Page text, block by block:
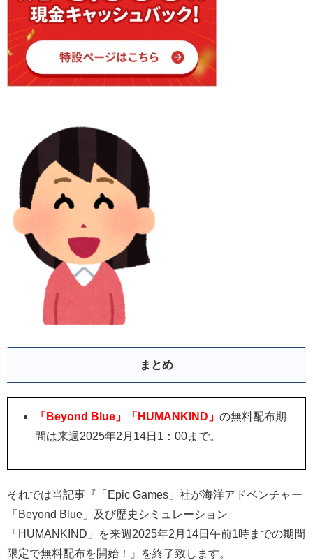
まとめ
「Beyond Blue」「HUMANKIND」の無料配布期
間は来週2025年2月14日1：00まで。
それでは当記事『「Epic Games」社が海洋アドベンチャー
「Beyond Blue」及び歴史シミュレーション
「HUMANKIND」
を来週2025年2月14日午前1時までの期間
限定で無料配布を開始！』を終了致します。